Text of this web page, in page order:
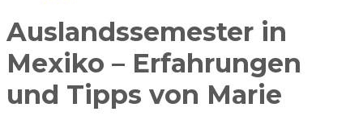
Auslandssemester in
Mexiko – Erfahrungen
und Tipps von Marie